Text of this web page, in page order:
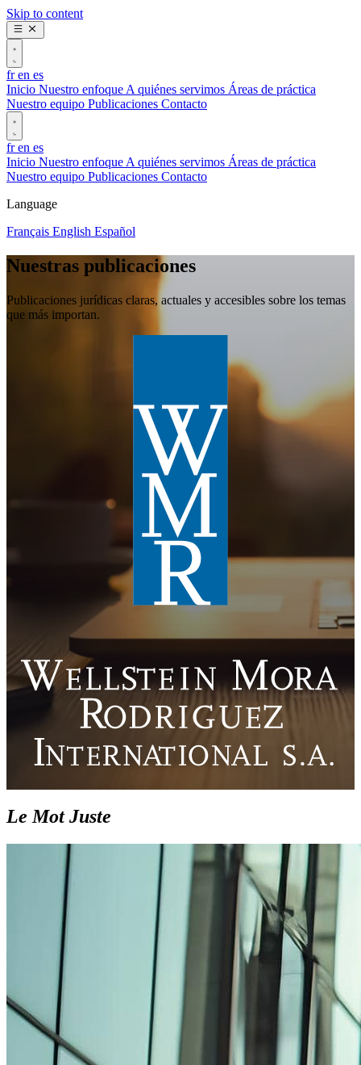
Skip to content
fren es
Inicio Nuestro enfoque A quiénes servimos Áreas de práctica
Nuestro equipo Publicaciones Contacto
fren es
Inicio Nuestro enfoque A quiénes servimos Áreas de práctica
Nuestro equipo Publicaciones Contacto
Language
Français English Español
Nuestras publicaciones
Publicaciones jurídicas claras, actuales y accesibles sobre los temas
que más importan.
Le Mot Juste